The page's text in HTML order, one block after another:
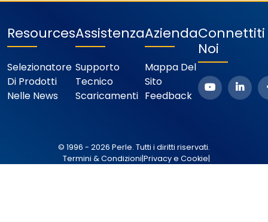
Resources
Selezionatore
Di Prodotti
Nelle News
Assistenza
Supporto
Tecnico
Scaricamenti
Azienda
Mappa Del
Sito
Feedback
Connettiti
Noi
© 1996 - 2026 Perle. Tutti i diritti riservati.
Termini & Condizioni|Privacy e Cookie|